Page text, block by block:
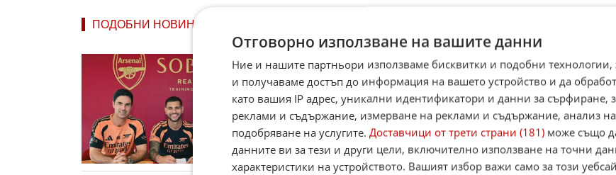
ПОДОБНИ НОВИНИ
Бруно Гимараеш официално се присъедини към Арсенал
с втория най-скъп трансфер в историята на клуба
Арсенал направи истински фурор на трансферния пазар, като
привлече Бруно Гимараеш от Нюкасъл срещу внушителните 75
милиона паунда. С тази сделка "а ...
вчера в 21:29 ч. 1 411
1
Отговорно използване на вашите данни
Ние и нашите партньори използваме бисквитки и подобни технологии,
и получаваме достъп до информация на вашето устройство и да
като вашия IP адрес, уникални идентификатори и данни за сърфиране,
реклами и съдържание, измерване на реклами и съдържание, анализ
подобряване на услугите. Доставчици от трети страни (181) може също
данните ви за тези и други цели, включително използване на точни
характеристики на устройството. Вашият избор важи само за този